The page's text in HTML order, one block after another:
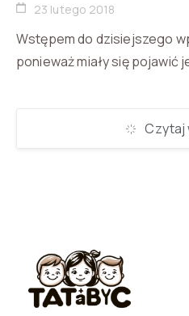
23 lutego 2018
Wstępem do dzisiejszego
ponieważ miały się pojawić
Czytaj